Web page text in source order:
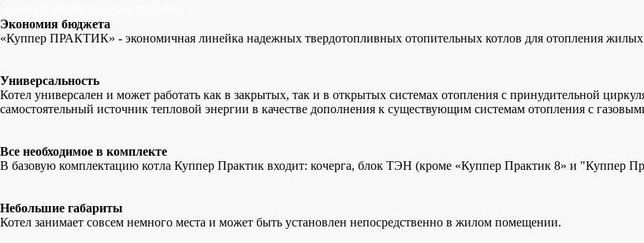
Экономия бюджета
«Куппер ПРАКТИК» - экономичная линейка надежных твердотопливных отопительных котлов для отопления
Универсальность
Котел универсален и может работать как в закрытых, так и в открытых системах отопления с принудительной
самостоятельный источник тепловой энергии в качестве дополнения к существующим системам отопления с
Все необходимое в комплекте
В базовую комплектацию котла Куппер Практик входит: кочерга, блок ТЭН (кроме «Куппер Практик 8» и "Куппер
Небольшие габариты
Котел занимает совсем немного места и может быть установлен непосредственно в жилом помещении.